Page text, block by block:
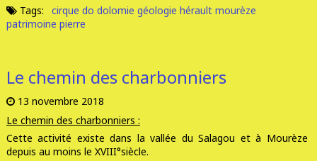
Tags:
cirque do dolomie géologie hérault mourèze
patrimoine pierre
Le chemin des charbonniers
13 novembre 2018
Le chemin des charbonniers :
Cette activité existe dans la vallée du Salagou et à Mourèze
depuis au moins le XVIII°siècle.